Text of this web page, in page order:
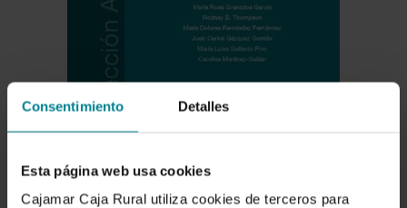
Consentimiento Detalles
Esta página web usa cookies
Cajamar Caja Rural utiliza cookies de terceros para
Descargar